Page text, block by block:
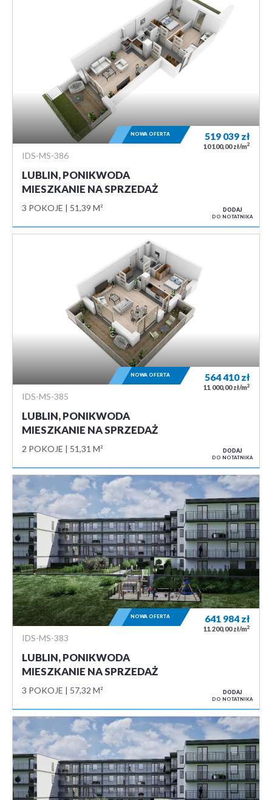
IDS-MS-386
LUBLIN, PONIKWODA
MIESZKANIE NA SPRZEDAŻ
3 POKOJE 51,39 M²
519 039 zł
10 100,00 zł/m2
NOWA OFERTA
DODAJ
DO NOTATNIKA
IDS-MS-385
LUBLIN, PONIKWODA
MIESZKANIE NA SPRZEDAŻ
2 POKOJE 51,31 M²
564 410zł
11 000,00 zł/m2
NOWA OFERTA
DODAJ
DO NOTATNIKA
IDS-MS-383
LUBLIN, PONIKWODA
MIESZKANIE NA SPRZEDAŻ
3 POKOJE 57,32 M²
641 984zł
11 200,00 zł/m2
NOWA OFERTA
DODAJ
DO NOTATNIKA